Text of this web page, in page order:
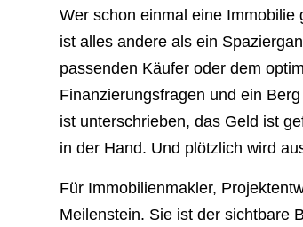
Wer schon einmal eine
ist alles andere als ein
passenden Käufer oder dem
Finanzierungsfragen und ein
ist unterschrieben, das Geld ist
in der Hand. Und plötzlich wird
Für Immobilienmakler,
Meilenstein. Sie ist der sichtbare